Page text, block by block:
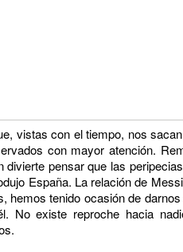
vistas con el tiempo, nos
con mayor atención.
divierte pensar que las
España. La relación de
hemos tenido ocasión de
No existe reproche hacia